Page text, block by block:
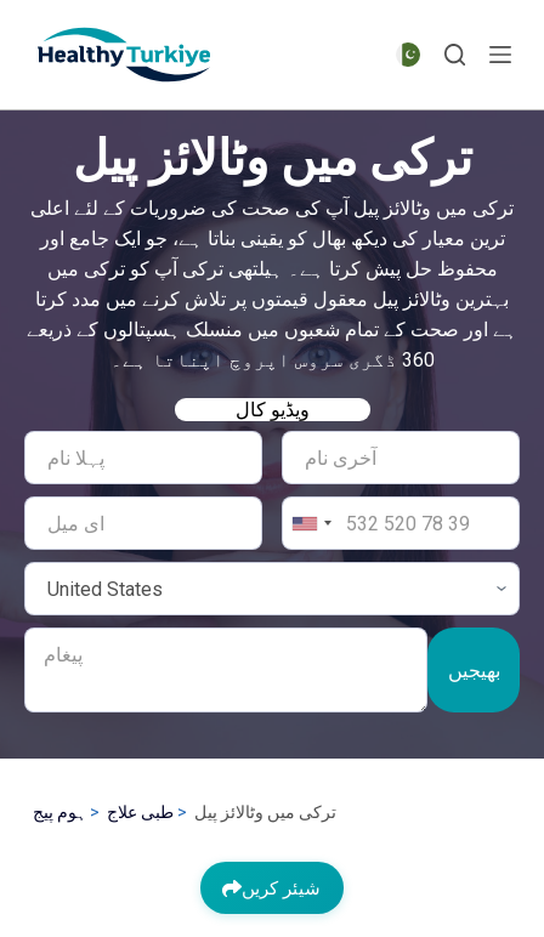
p
c
e
ترکی میں وٹالائز پیل
ترکی میں وٹالائز پیل آپ کی صحت کی ضروریات کے لئے اعلی
ترین معیار کی دیکھ بھال کو یقینی بناتا ہے، جو ایک جامع اور
محفوظ حل پیش کرتا ہے۔ ہیلتھی ترکی آپ کو ترکی میں
بہترین وٹالائز پیل معقول قیمتوں پر تلاش کرنے میں مدد کرتا
ہے اور صحت کے تمام شعبوں میں منسلک ہسپتالوں کے ذریعے
360 ڈگری سروس اپروچ اپناتا ہے۔
ویڈیو کال
بھیجیں
ہوم پیج طبی علاج ترکی میں وٹالائز پیل
شیئر کریں